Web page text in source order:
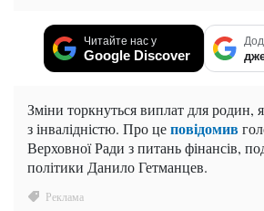
Читайте нас у
Google Discover
Зміни торкнуться виплат для родин,
з інвалідністю. Про цеповідомив
Верховної Ради з питань фінансів,
політики Данило Гетманцев.